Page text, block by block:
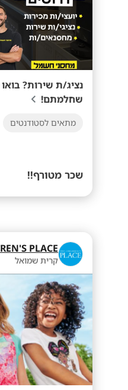
נציג/ת שירות?
שחלמתם!
מתאים לסטודנטים
שכר מטורף!!
קרית שמואל